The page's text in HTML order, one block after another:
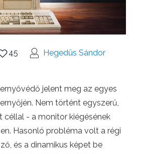
45 Hegedüs Sándor
jelent meg az egyes
Nem történt egyszerű,
céllal - a monitor kiégésének
Hasonló probléma volt a régi
és a dinamikus képet be